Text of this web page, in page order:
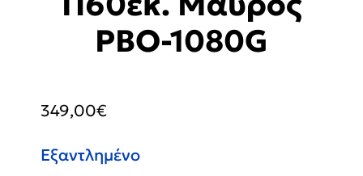
PBO-1080G
349,00€
Εξαντλημένο